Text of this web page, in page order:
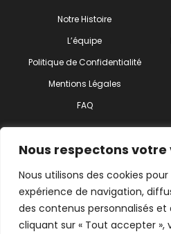
Nous respectons votre
Nous utilisons des cookies
expérience de navigation,
des contenus personnalisés et
cliquant sur « Tout accepter »,
Notre Histoire
L’équipe
Politique de Confidentialité
Mentions Légales
FAQ
Trouvez votre